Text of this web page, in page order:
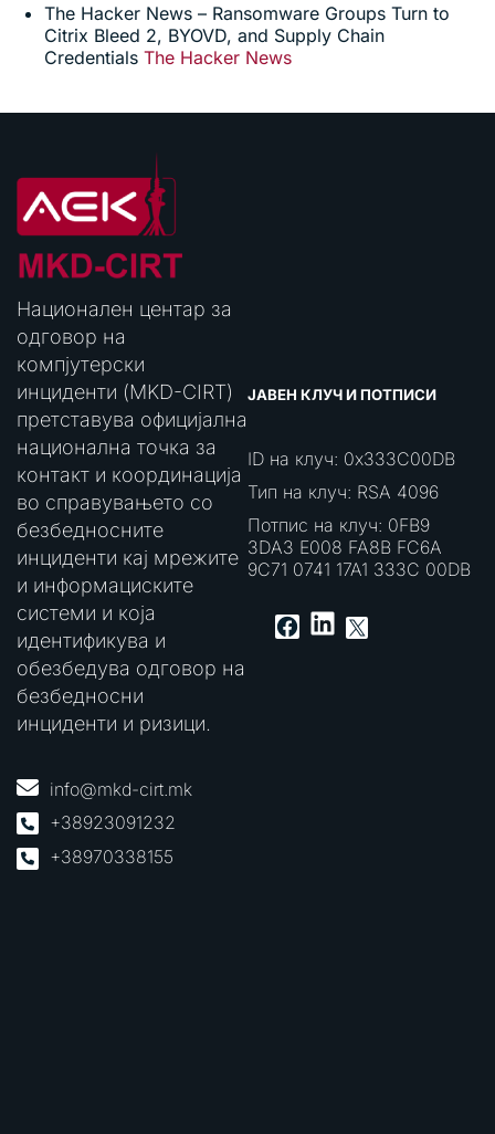
The Hacker News – Ransomware Groups Turn to
Citrix Bleed 2, BYOVD, and Supply Chain
Credentials The Hacker News
Национален центар за
одговор на
компјутерски
инциденти (MKD-CIRT)
претставува официјална
национална точка за
контакт и координација
во справувањето со
безбедносните
инциденти кај мрежите
и информациските
системи и која
идентификува и
обезбедува одговор на
безбедносни
инциденти и ризици.
info@mkd-cirt.mk
+38923091232
+38970338155
ЈАВЕН КЛУЧ И ПОТПИСИ
ID на клуч: 0x333C00DB
Тип на клуч: RSA 4096
Потпис на клуч: 0FB9
3DA3 E008 FA8B FC6A
9C71 0741 17A1 333C 00DB
Facebook
LinkedIn
X